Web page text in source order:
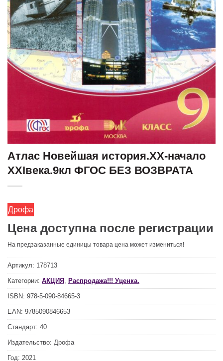
Атлас Новейшая история.ХХ-начало
ХХIвека.9кл ФГОС БЕЗ ВОЗВРАТА
Дрофа
Цена доступна после регистрации
На предзаказанные единицы товара цена может измениться!
Артикул: 178713
Категории: АКЦИЯ Распродажа!!! Уценка.
ISBN: 978-5-090-84665-3
EAN: 9785090846653
Стандарт: 40
Издательство: Дрофа
Год: 2021